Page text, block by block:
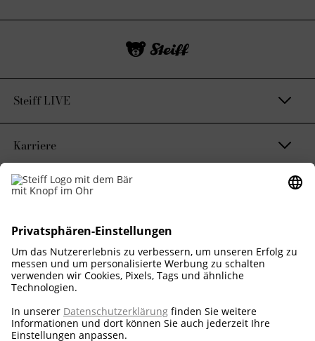
Steiff LIVE
Karriere
Kontakt & Rechtliches
Nachhaltigkeitsversprechen
Corporate Business